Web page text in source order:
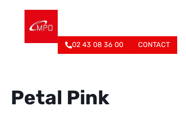
02 43 08 36 00 CONTACT
Petal Pink